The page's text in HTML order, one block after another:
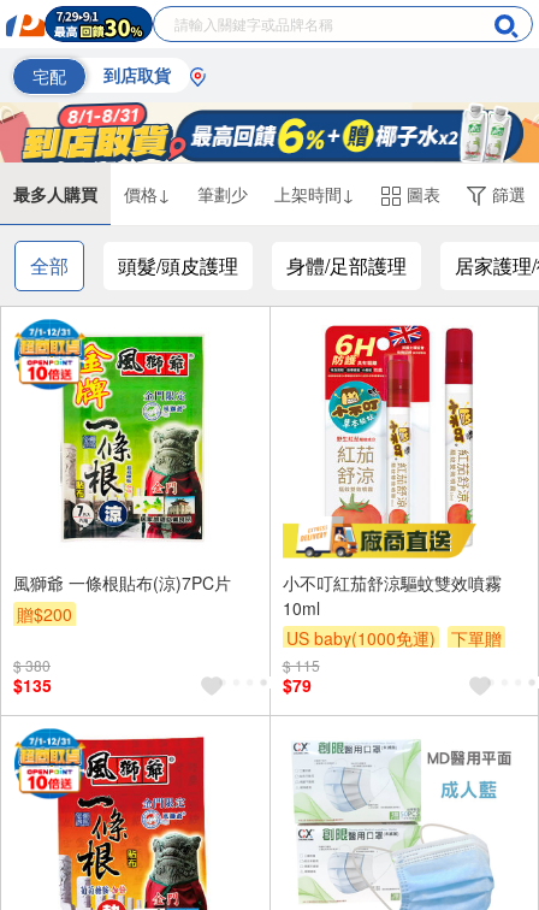
宅配 到店取貨
最多人購買 價格↓ 筆劃少 上架時間↓ 圖表 篩選
全部 頭髮/頭皮護理 身體/足部護理 居家護理
風獅爺 一條根貼布(涼)7PC片
贈$200
$ 380
$135
小不叮紅茄舒涼驅蚊雙效噴霧
10ml
US baby(1000免運)
下單贈
滿額贈
$ 115
$79